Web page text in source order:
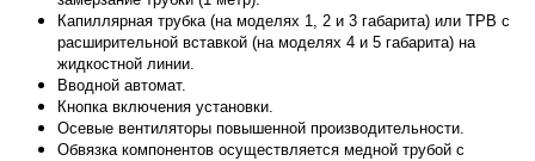
Капиллярная трубка (на моделях 1, 2 и 3 габарита) или ТРВ с
расширительной вставкой (на моделях 4 и 5 габарита) на
жидкостной линии.
Вводной автомат.
Кнопка включения установки.
Осевые вентиляторы повышенной производительности.
Обвязка компонентов осуществляется медной трубой с